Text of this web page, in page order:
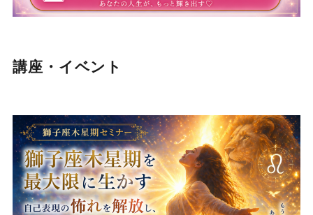
講座・イベント